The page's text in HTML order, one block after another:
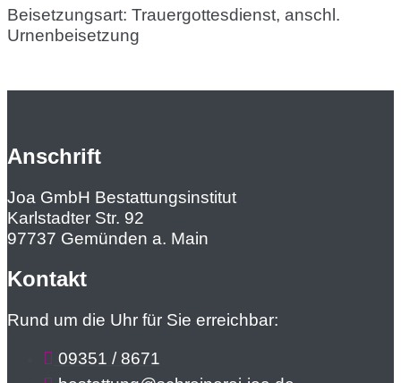
Beisetzungsart: Trauergottesdienst, anschl.
Urnenbeisetzung
Anschrift
Joa GmbH Bestattungsinstitut
Karlstadter Str. 92
97737 Gemünden a. Main
Kontakt
Rund um die Uhr für Sie erreichbar:
09351 / 8671